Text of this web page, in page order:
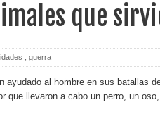
que
guerra
ayudado al hombre en sus batallas
que llevaron a cabo un perro, un